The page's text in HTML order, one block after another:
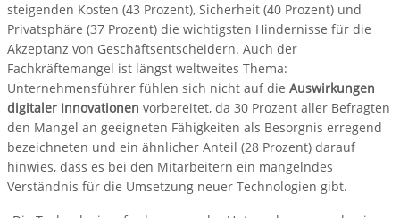
steigenden Kosten (43 Prozent), Sicherheit (40 Prozent) und
Privatsphäre (37 Prozent) die wichtigsten Hindernisse für die
Akzeptanz von Geschäftsentscheidern. Auch der
Fachkräftemangel ist längst weltweites Thema:
Unternehmensführer fühlen sich nicht auf die Auswirkungen
digitaler Innovationen vorbereitet, da 30 Prozent aller Befragten
den Mangel an geeigneten Fähigkeiten als Besorgnis erregend
bezeichneten und ein ähnlicher Anteil (28 Prozent) darauf
hinwies, dass es bei den Mitarbeitern ein mangelndes
Verständnis für die Umsetzung neuer Technologien gibt.